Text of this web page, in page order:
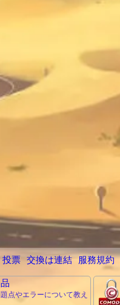
投票 交換は連結 服務規約
点やエラーについて教え